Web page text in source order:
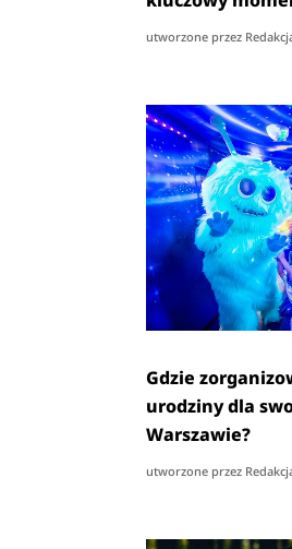
utworzone przez
Gdzie
urodziny dla
Warszawie?
utworzone przez